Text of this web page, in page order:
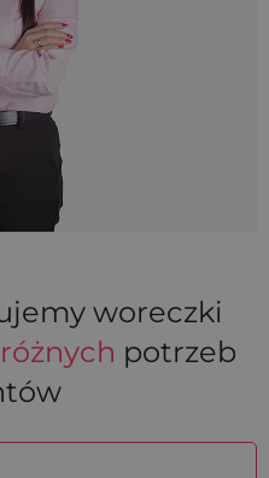
woreczki
różnych potrzeb